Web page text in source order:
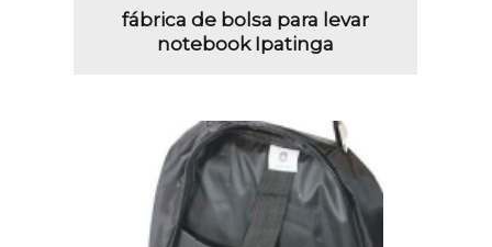
fábrica de bolsa para levar
notebook Ipatinga